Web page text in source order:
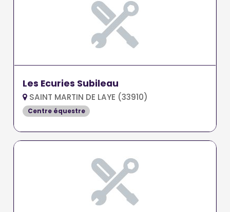
Les Ecuries Subileau
SAINT MARTIN DE LAYE (33910)
Centre équestre